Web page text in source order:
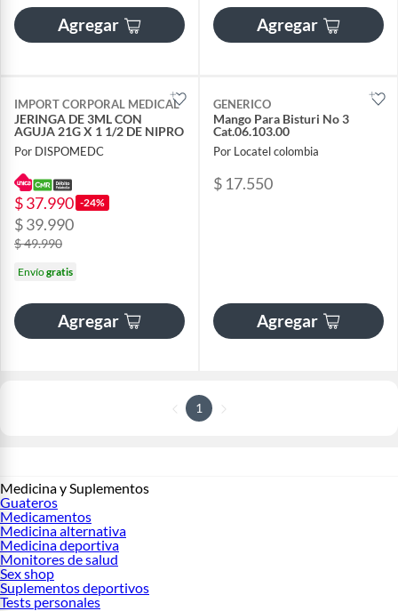
Agregar Agregar
IMPORT CORPORAL MEDICAL
JERINGA DE 3ML CON
AGUJA 21G X 1 1/2 DE NIPRO
Por DISPOMEDC
$ 37.990 -24%
$ 39.990
$ 49.990
Envíogratis
Agregar
GENERICO
Mango Para Bisturi No 3
Cat.06.103.00
Por Locatel colombia
$ 17.550
Agregar
1
Medicina y Suplementos
Guateros
Medicamentos
Medicina alternativa
Medicina deportiva
Monitores de salud
Sex shop
Suplementos deportivos
Tests personales